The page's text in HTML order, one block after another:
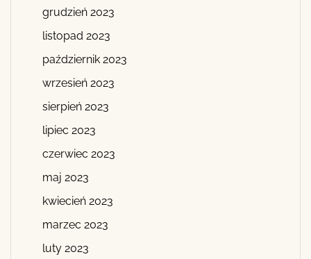
grudzień 2023
listopad 2023
październik 2023
wrzesień 2023
sierpień 2023
lipiec 2023
czerwiec 2023
maj 2023
kwiecień 2023
marzec 2023
luty 2023